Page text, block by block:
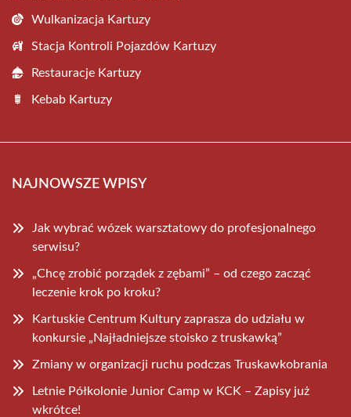
Wulkanizacja Kartuzy
Stacja Kontroli Pojazdów Kartuzy
Restauracje Kartuzy
Kebab Kartuzy
NAJNOWSZE WPISY
Jak wybrać wózek warsztatowy do profesjonalnego
serwisu?
„Chcę zrobić porządek z zębami” – od czego zacząć
leczenie krok po kroku?
Kartuskie Centrum Kultury zaprasza do udziału w
konkursie „Najładniejsze stoisko z truskawką”
Zmiany w organizacji ruchu podczas Truskawkobrania
Letnie Półkolonie Junior Camp w KCK – Zapisy już
wkrótce!